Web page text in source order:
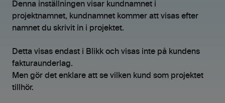
Denna inställningen visar kundnamnet i
projektnamnet, kundnamnet kommer att visas efter
namnet du skrivit in i projektet.
Detta visas endast i Blikk och visas inte på kundens
fakturaunderlag.
Men gör det enklare att se vilken kund som projektet
tillhör.